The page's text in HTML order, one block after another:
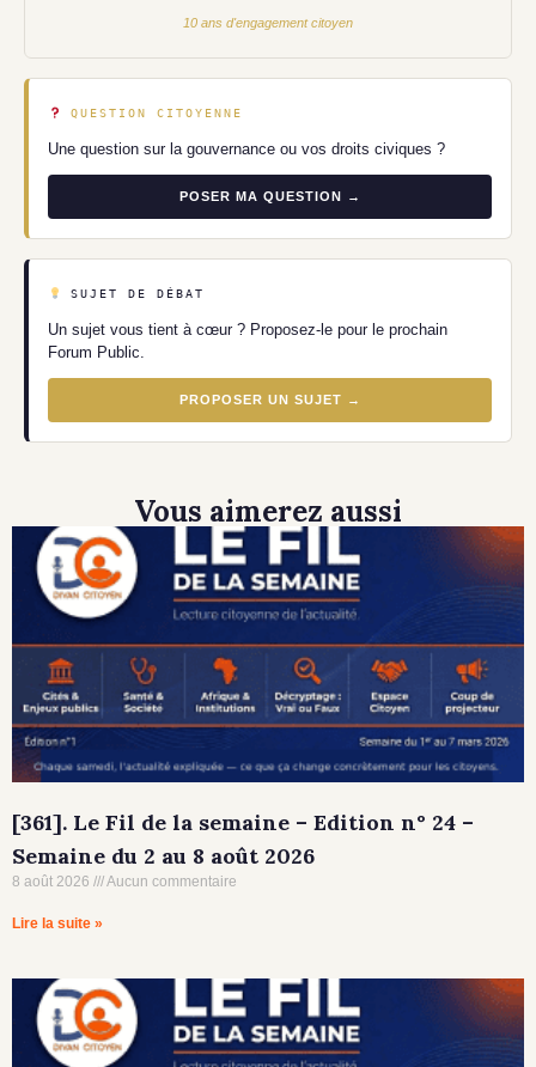
10 ans d'engagement citoyen
QUESTION CITOYENNE
Une question sur la gouvernance ou vos droits civiques ?
POSER MA QUESTION →
SUJET DE DÉBAT
Un sujet vous tient à cœur ? Proposez-le pour le prochain
Forum Public.
PROPOSER UN SUJET →
Vous aimerez aussi
[361]. Le Fil de la semaine – Edition n° 24 –
Semaine du 2 au 8 août 2026
8 août 2026 Aucun commentaire
Lire la suite »